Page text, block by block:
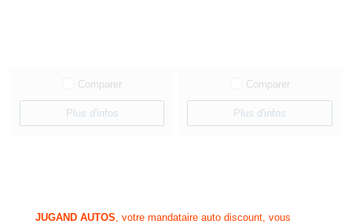
Comparer
Plus d'infos
Comparer
Plus d'infos
JUGAND AUTOS , votre mandataire auto discount, vous